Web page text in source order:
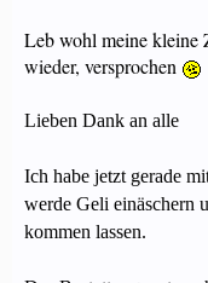
Leb wohl meine kleine
wieder, versprochen
Lieben Dank an alle
Ich habe jetzt gerade
werde Geli einäschern
kommen lassen.